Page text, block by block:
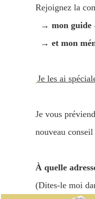
Rejoignez la
→ mon guide
→ et mon
Je les ai
Je vous
nouveau
À quelle
(Dites-le moi